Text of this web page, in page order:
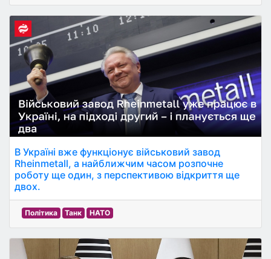
В Україні вже функціонує військовий завод
Rheinmetall, а найближчим часом розпочне
роботу ще один, з перспективою відкриття ще
двох.
Політика Танк НАТО